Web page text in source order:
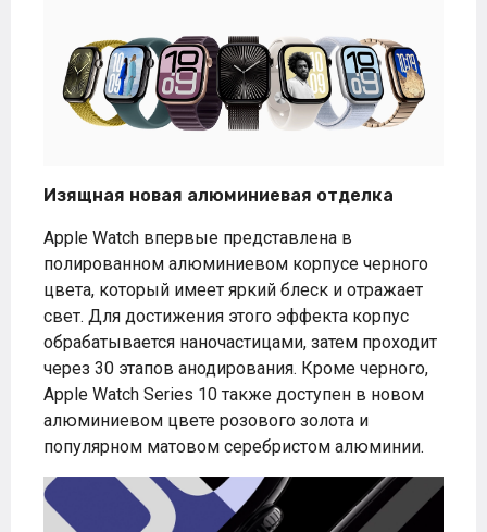
Изящная новая алюминиевая отделка
Apple Watch впервые представлена ​​в
полированном алюминиевом корпусе черного
цвета, который имеет яркий блеск и отражает
свет. Для достижения этого эффекта корпус
обрабатывается наночастицами, затем проходит
через 30 этапов анодирования. Кроме черного,
Apple Watch Series 10 также доступен в новом
алюминиевом цвете розового золота и
популярном матовом серебристом алюминии.